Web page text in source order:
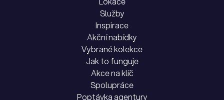
Služby
Inspirace
Akční nabídky
Vybrané kolekce
Jak to funguje
Akce na klíč
Spolupráce
Poptávka agentury